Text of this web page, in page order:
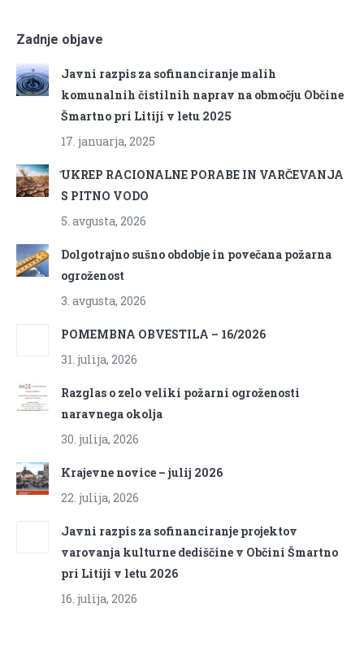
Zadnje objave
Javni razpis za sofinanciranje malih
komunalnih čistilnih naprav na območju Občine
Šmartno pri Litiji v letu 2025
17. januarja, 2025
̌UKREP RACIONALNE PORABE IN VARČEVANJA
S PITNO VODO
5. avgusta, 2026
Dolgotrajno sušno obdobje in povečana požarna
ogroženost
3. avgusta, 2026
POMEMBNA OBVESTILA – 16/2026
31. julija, 2026
Razglas o zelo veliki požarni ogroženosti
naravnega okolja
30. julija, 2026
Krajevne novice – julij 2026
22. julija, 2026
Javni razpis za sofinanciranje projektov
varovanja kulturne dediščine v Občini Šmartno
pri Litiji v letu 2026
16. julija, 2026